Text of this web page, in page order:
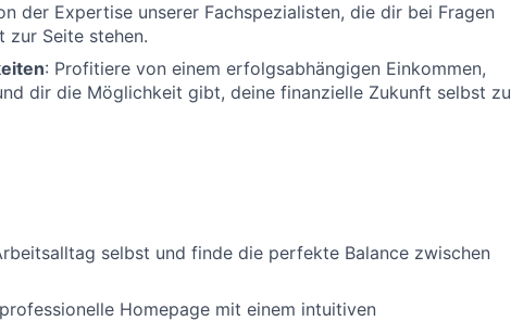
der Expertise unserer Fachspezialisten, die dir bei Fragen
zur Seite stehen.
: Profitiere von einem erfolgsabhängigen Einkommen,
dir die Möglichkeit gibt, deine finanzielle Zukunft selbst zu
selbst und finde die perfekte Balance zwischen
Homepage mit einem intuitiven